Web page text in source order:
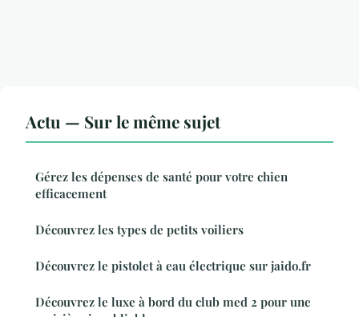
Actu — Sur le même sujet
Gérez les dépenses de santé pour votre chien
efficacement
Découvrez les types de petits voiliers
Découvrez le pistolet à eau électrique sur jaido.fr
Découvrez le luxe à bord du club med 2 pour une